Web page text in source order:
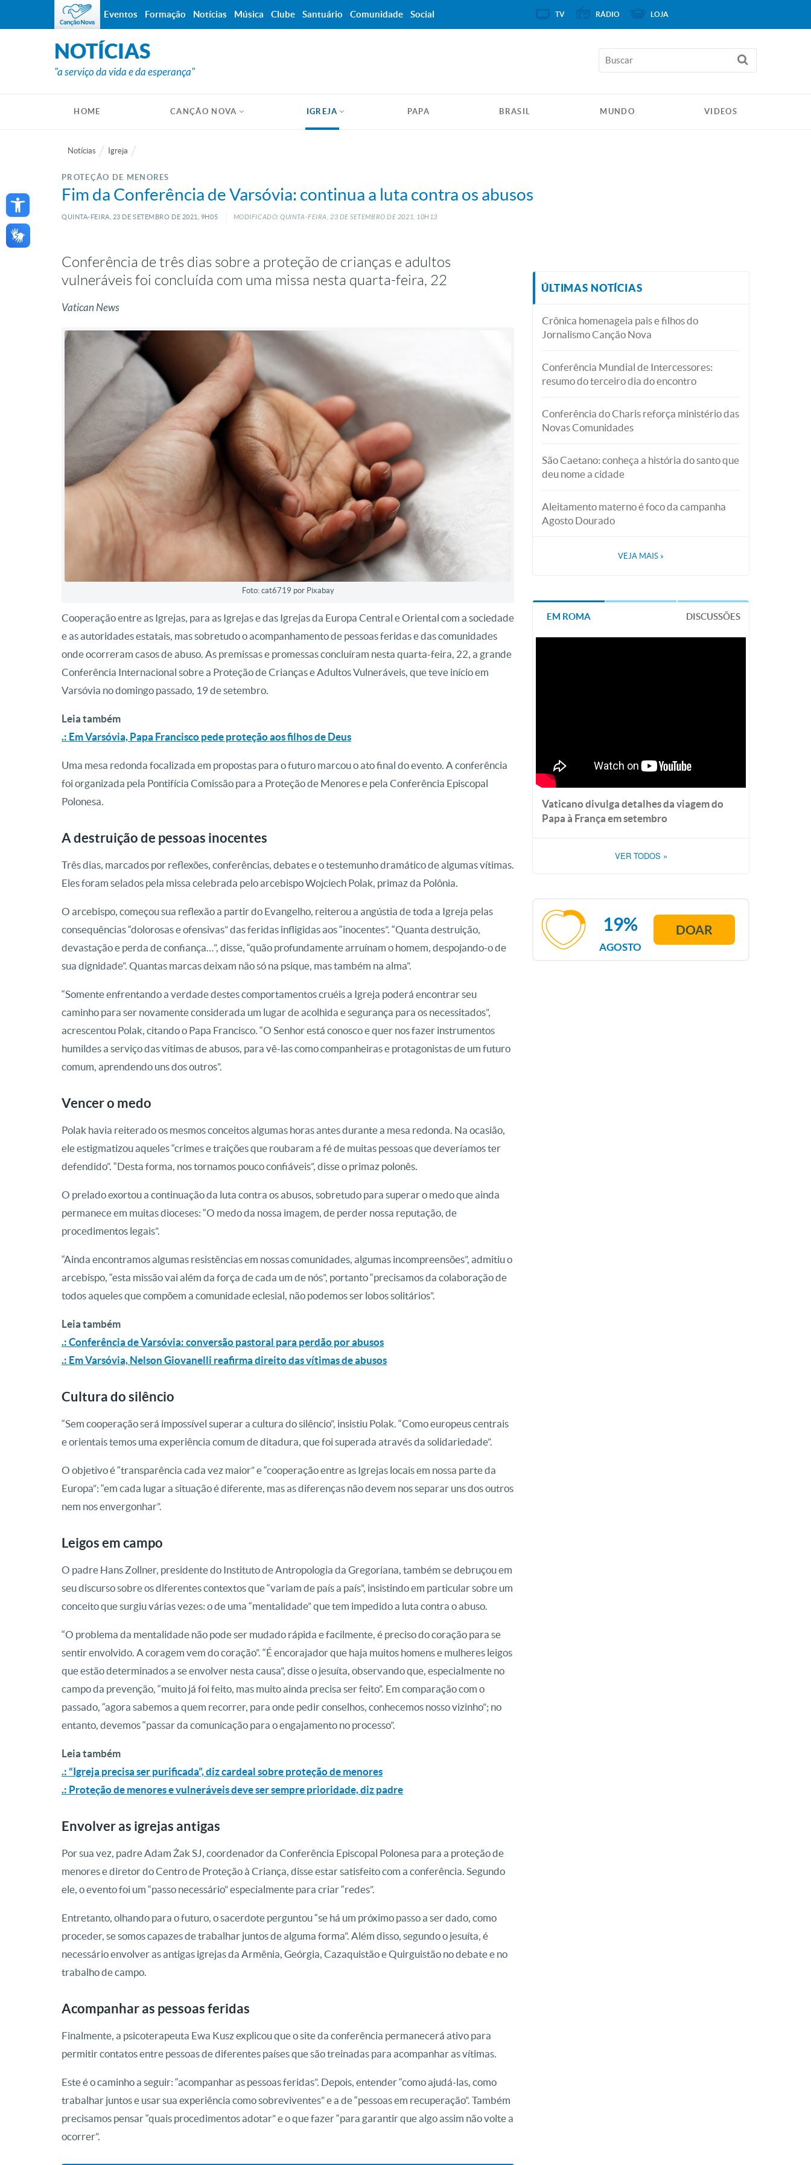
Open toolbar
NOTÍCIAS
"a serviço da vida e da esperança"
HOME CANÇÃO NOVA IGREJA PAPA BRASIL MUNDO VIDEOS
Notícias Igreja
PROTEÇÃO DE MENORES
Fim da Conferência de Varsóvia: continua a luta contra os abusos
QUINTA-FEIRA, 23 DE SETEMBRO DE 2021, 9H05 MODIFICADO: QUINTA-FEIRA, 23 DESETEMBRO DE 2021, 10H13
Conferência de três dias sobre a proteção de crianças e adultos
vulneráveis foi concluída com uma missa nesta quarta-feira, 22
Vatican News
Foto: cat6719 por Pixabay
Cooperação entre as Igrejas, para as Igrejas e das Igrejas da Europa Central e Oriental com a sociedade
e as autoridades estatais, mas sobretudo o acompanhamento de pessoas feridas e das comunidades
onde ocorreram casos de abuso. As premissas e promessas concluíram nesta quarta-feira, 22, a grande
Conferência Internacional sobre a Proteção de Crianças e Adultos Vulneráveis, que teve início em
Varsóvia no domingo passado, 19 de setembro.
Leia também
.: Em Varsóvia, Papa Francisco pede proteção aos filhos de Deus
Uma mesa redonda focalizada em propostas para o futuro marcou o ato final do evento. A conferência
foi organizada pela Pontifícia Comissão para a Proteção de Menores e pela Conferência Episcopal
Polonesa.
A destruição de pessoas inocentes
Três dias, marcados por reflexões, conferências, debates e o testemunho dramático de algumas vítimas.
Eles foram selados pela missa celebrada pelo arcebispo Wojciech Polak, primaz da Polônia.
O arcebispo, começou sua reflexão a partir do Evangelho, reiterou a angústia de toda a Igreja pelas
consequências “dolorosas e ofensivas” das feridas infligidas aos “inocentes”. “Quanta destruição,
devastação e perda de confiança…”, disse, “quão profundamente arruínam o homem, despojando-o de
sua dignidade”. Quantas marcas deixam não só na psique, mas também na alma”.
“Somente enfrentando a verdade destes comportamentos cruéis a Igreja poderá encontrar seu
caminho para ser novamente considerada um lugar de acolhida e segurança para os necessitados”,
acrescentou Polak, citando o Papa Francisco. “O Senhor está conosco e quer nos fazer instrumentos
humildes a serviço das vítimas de abusos, para vê-las como companheiras e protagonistas de um futuro
comum, aprendendo uns dos outros”.
Vencer o medo
Polak havia reiterado os mesmos conceitos algumas horas antes durante a mesa redonda. Na ocasião,
ele estigmatizou aqueles “crimes e traições que roubaram a fé de muitas pessoas que deveríamos ter
defendido”. “Desta forma, nos tornamos pouco confiáveis”, disse o primaz polonês.
O prelado exortou a continuação da luta contra os abusos, sobretudo para superar o medo que ainda
permanece em muitas dioceses: “O medo da nossa imagem, de perder nossa reputação, de
procedimentos legais”.
“Ainda encontramos algumas resistências em nossas comunidades, algumas incompreensões”, admitiu o
arcebispo, “esta missão vai além da força de cada um de nós”, portanto “precisamos da colaboração de
todos aqueles que compõem a comunidade eclesial, não podemos ser lobos solitários”.
Leia também
.: Conferência de Varsóvia: conversão pastoral para perdão por abusos
.: Em Varsóvia, Nelson Giovanelli reafirma direito das vítimas de abusos
Cultura do silêncio
“Sem cooperação será impossível superar a cultura do silêncio”, insistiu Polak. “Como europeus centrais
e orientais temos uma experiência comum de ditadura, que foi superada através da solidariedade”.
O objetivo é “transparência cada vez maior” e “cooperação entre as Igrejas locais em nossa parte da
Europa”: “em cada lugar a situação é diferente, mas as diferenças não devem nos separar uns dos outros
nem nos envergonhar”.
Leigos em campo
O padre Hans Zollner, presidente do Instituto de Antropologia da Gregoriana, também se debruçou em
seu discurso sobre os diferentes contextos que “variam de país a país”, insistindo em particular sobre um
conceito que surgiu várias vezes: o de uma “mentalidade” que tem impedido a luta contra o abuso.
“O problema da mentalidade não pode ser mudado rápida e facilmente, é preciso do coração para se
sentir envolvido. A coragem vem do coração”. “É encorajador que haja muitos homens e mulheres leigos
que estão determinados a se envolver nesta causa”, disse o jesuíta, observando que, especialmente no
campo da prevenção, “muito já foi feito, mas muito ainda precisa ser feito”. Em comparação com o
passado, “agora sabemos a quem recorrer, para onde pedir conselhos, conhecemos nosso vizinho”; no
entanto, devemos “passar da comunicação para o engajamento no processo”.
Leia também
.: “Igreja precisa ser purificada”, diz cardeal sobre proteção de menores
.: Proteção de menores e vulneráveis deve ser sempre prioridade, diz padre
Envolver as igrejas antigas
Por sua vez, padre Adam Żak SJ, coordenador da Conferência Episcopal Polonesa para a proteção de
menores e diretor do Centro de Proteção à Criança, disse estar satisfeito com a conferência. Segundo
ele, o evento foi um “passo necessário” especialmente para criar “redes”.
Entretanto, olhando para o futuro, o sacerdote perguntou “se há um próximo passo a ser dado, como
proceder, se somos capazes de trabalhar juntos de alguma forma”. Além disso, segundo o jesuíta, é
necessário envolver as antigas igrejas da Armênia, Geórgia, Cazaquistão e Quirguistão no debate e no
trabalho de campo.
Acompanhar as pessoas feridas
Finalmente, a psicoterapeuta Ewa Kusz explicou que o site da conferência permanecerá ativo para
permitir contatos entre pessoas de diferentes países que são treinadas para acompanhar as vítimas.
Este é o caminho a seguir: “acompanhar as pessoas feridas”. Depois, entender “como ajudá-las, como
trabalhar juntos e usar sua experiência como sobreviventes” e a de “pessoas em recuperação”. Também
precisamos pensar “quais procedimentos adotar” e o que fazer “para garantir que algo assim não volte a
ocorrer”.
ÚLTIMAS NOTÍCIAS
Crônica homenageia pais e filhos do
Jornalismo Canção Nova
Conferência Mundial de Intercessores:
resumo do terceiro dia do encontro
Conferência do Charis reforça ministério das
Novas Comunidades
São Caetano: conheça a história do santo que
deu nome a cidade
Aleitamento materno é foco da campanha
Agosto Dourado
VEJA MAIS »
EM ROMA DISCUSSÕES
Vaticano divulga detalhes da viagem do
Papa à França em setembro
VER TODOS »
AGOSTO
19% DOAR
Eventos Formação Notícias Música Clube Santuário Comunidade Social TV RÁDIO LOJA